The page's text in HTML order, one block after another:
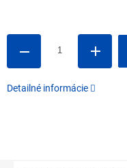
Detailné informácie